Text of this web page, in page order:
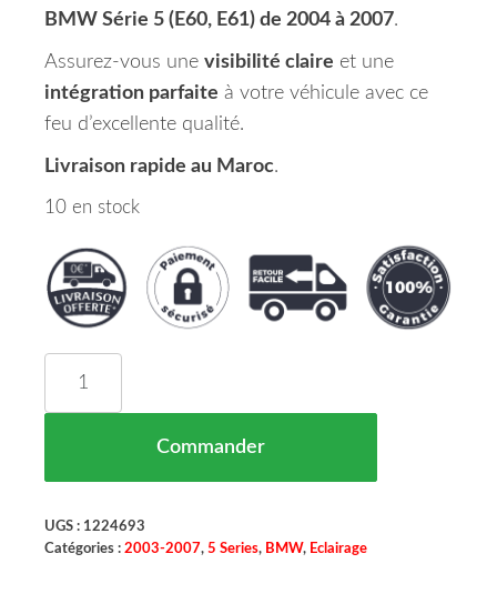
BMW Série 5 (E60, E61) de 2004 à 2007.
Assurez-vous une visibilité claire et une
intégration parfaite à votre véhicule avec ce
feu d’excellente qualité.
Livraison rapide au Maroc.
10 en stock
Commander
UGS : 1224693
Catégories : 2003-2007, 5 Series, BMW, Eclairage